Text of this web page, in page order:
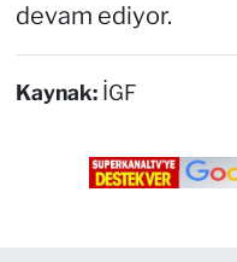
devam ediyor.
Kaynak: İGF